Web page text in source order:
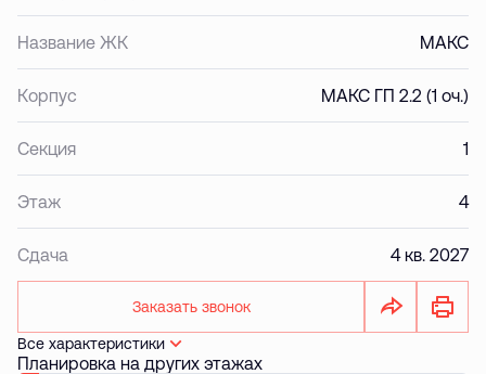
Название ЖК МАКС
Корпус МАКС ГП 2.2 (1 оч.)
Секция 1
Этаж 4
Сдача 4 кв. 2027
Заказать звонок
Все характеристики
Планировка на других этажах